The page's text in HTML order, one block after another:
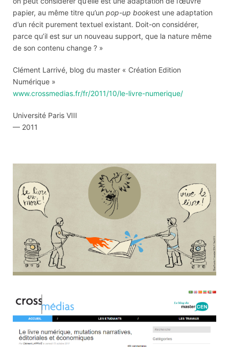
papier, au même titre qu’un pop-up bookest une adaptation
d’un récit purement textuel existant. Doit-on considérer,
parce qu’il est sur un nouveau support, que la nature même
de son contenu change ? »
Clément Larrivé, blog du master « Création Edition
Numérique »
www.crossmedias.fr/fr/2011/10/le-livre-numerique/
Université Paris VIII
— 2011